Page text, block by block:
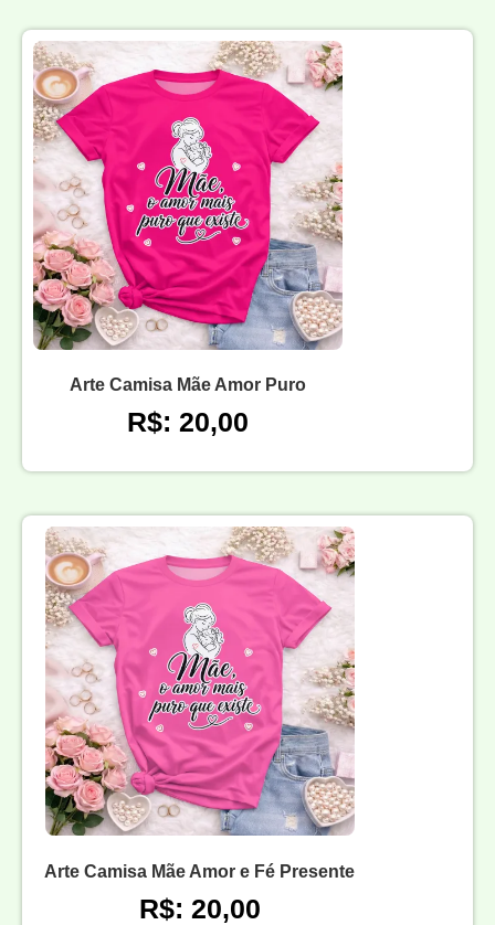
Arte Camisa Mãe Amor Puro
R$: 20,00
Arte Camisa Mãe Amor e Fé Presente
R$: 20,00